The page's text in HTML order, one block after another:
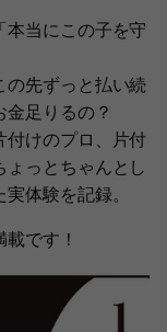
本当にこの子を守
先ずっと払い続
足りるの？
付けのプロ、片付
っとちゃんとし
体験を記録。
です！